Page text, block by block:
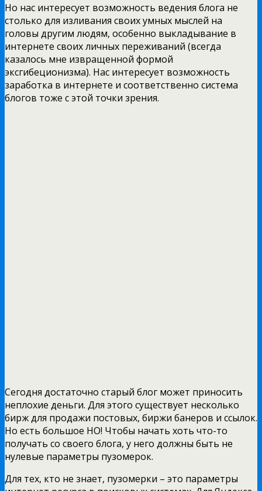
Но нас интересует возможность ведения блога не
столько для изливания своих умных мыслей на
головы другим людям, особенно выкладывание в
интернете своих личных переживаний (всегда
казалось мне извращенной формой
эксгибеционизма). Нас интересует возможность
заработка в интернете и соответственно система
блогов тоже с этой точки зрения.
Сегодня достаточно старый блог может приносить
неплохие деньги. Для этого существует несколько
бирж для продажи постовых, биржи банеров и ссылок.
Но есть большое НО! Чтобы начать хоть что-то
получать со своего блога, у него должны быть не
нулевые параметры пузомерок.
Для тех, кто не знает, пузомерки – это параметры